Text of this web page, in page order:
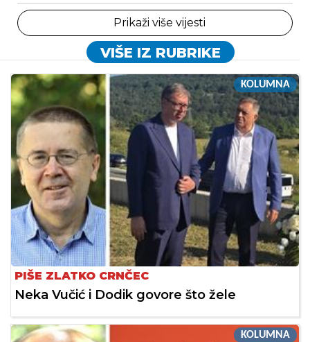
Prikaži više vijesti
VIŠE IZ RUBRIKE
KOLUMNA
PIŠE ZLATKO CRNČEC
Neka Vučić i Dodik govore što žele
KOLUMNA